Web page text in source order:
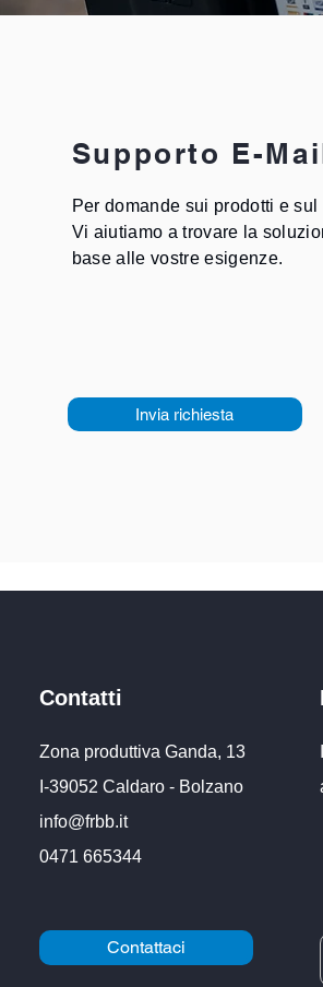
Supporto E-
Per domande sui prodotti e
Vi aiutiamo a trovare la
base alle vostre esigenze.
Invia richiesta
Contatti
Zona produttiva Ganda, 13
I-39052 Caldaro - Bolzano
info@frbb.it
0471 665344
Contattaci